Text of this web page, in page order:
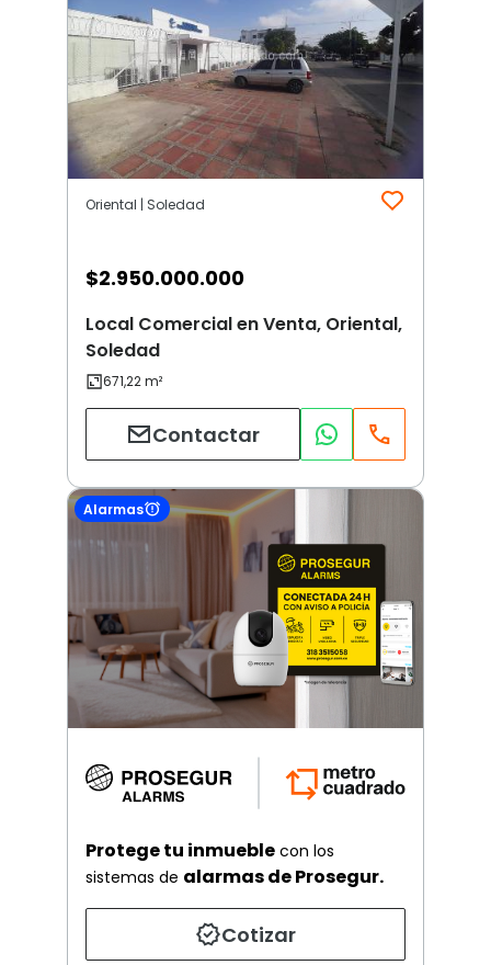
Oriental | Soledad
$2.950.000.000
Local Comercial en Venta, Oriental,
Soledad
Contactar
Alarmas
Protege tu inmueble con los
sistemas de alarmas de Prosegur.
Cotizar